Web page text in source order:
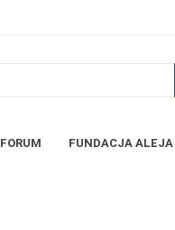
FORUM FUNDACJA ALEJA